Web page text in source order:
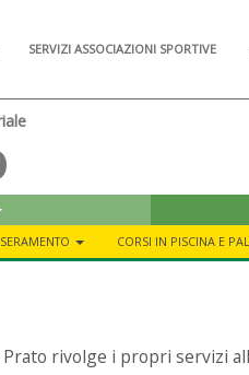
SERVIZI ASSOCIAZIONI SPORTIVE
CORSI IN PISCINA E
rivolge i propri servizi